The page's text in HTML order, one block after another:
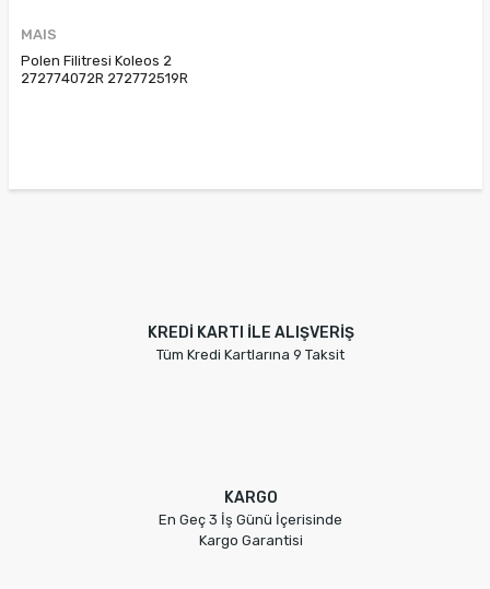
MAIS
Polen Filitresi Koleos 2
272774072R 272772519R
KREDİ KARTI İLE ALIŞVERİŞ
Tüm Kredi Kartlarına 9 Taksit
KARGO
En Geç 3 İş Günü İçerisinde
Kargo Garantisi